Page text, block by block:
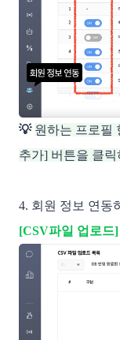
💡 원하는 프로필
추가] 버튼을 클
4. 회원 정보 연동
[CSV파일 업로드]